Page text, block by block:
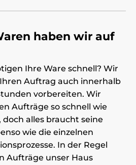
haben wir auf
Ihre Ware schnell? Wir
Auftrag auch innerhalb
vorbereiten. Wir
Aufträge so schnell wie
doch alles braucht seine
wie die einzelnen
In der Regel
Aufträge unser Haus